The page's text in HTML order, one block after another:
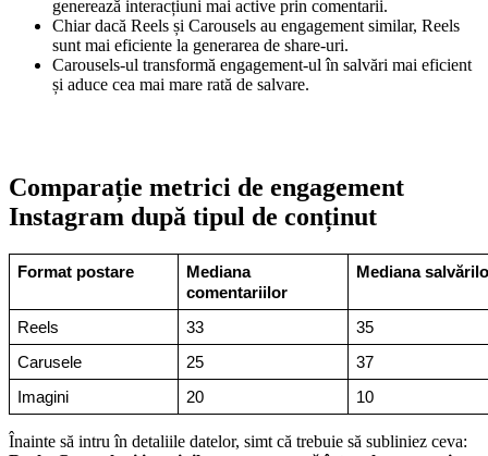
generează interacțiuni mai active prin comentarii.
Chiar dacă Reels și Carousels au engagement similar, Reels
sunt mai eficiente la generarea de share-uri.
Carousels-ul transformă engagement-ul în salvări mai eficient
și aduce cea mai mare rată de salvare.
Comparație metrici de engagement
Instagram după tipul de conținut
Format postare
Mediana
comentariilor
Mediana
Reels 33
35
Carusele
25
37
Imagini
20 10
Înainte să intru în detaliile datelor, simt că trebuie să subliniez ceva: